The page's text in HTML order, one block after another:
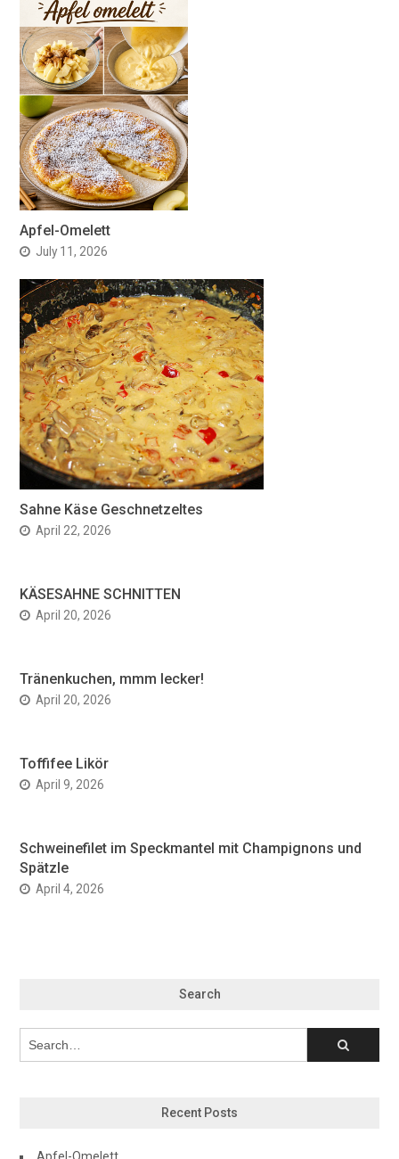
Apfel-Omelett
July 11, 2026
Sahne Käse Geschnetzeltes
April 22, 2026
KÄSESAHNE SCHNITTEN
April 20, 2026
Tränenkuchen, mmm lecker!
April 20, 2026
Toffifee Likör
April 9, 2026
Schweinefilet im Speckmantel mit Champignons und
Spätzle
April 4, 2026
Search
Recent Posts